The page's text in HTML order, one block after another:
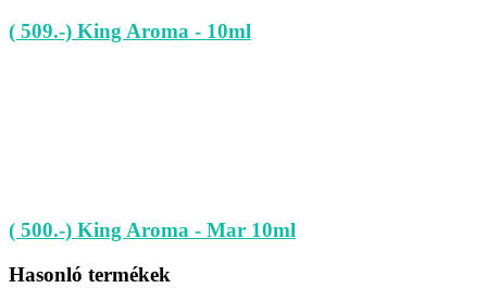
( 509.-) King Aroma - 10ml
( 500.-) King Aroma - Mar 10ml
Hasonló termékek